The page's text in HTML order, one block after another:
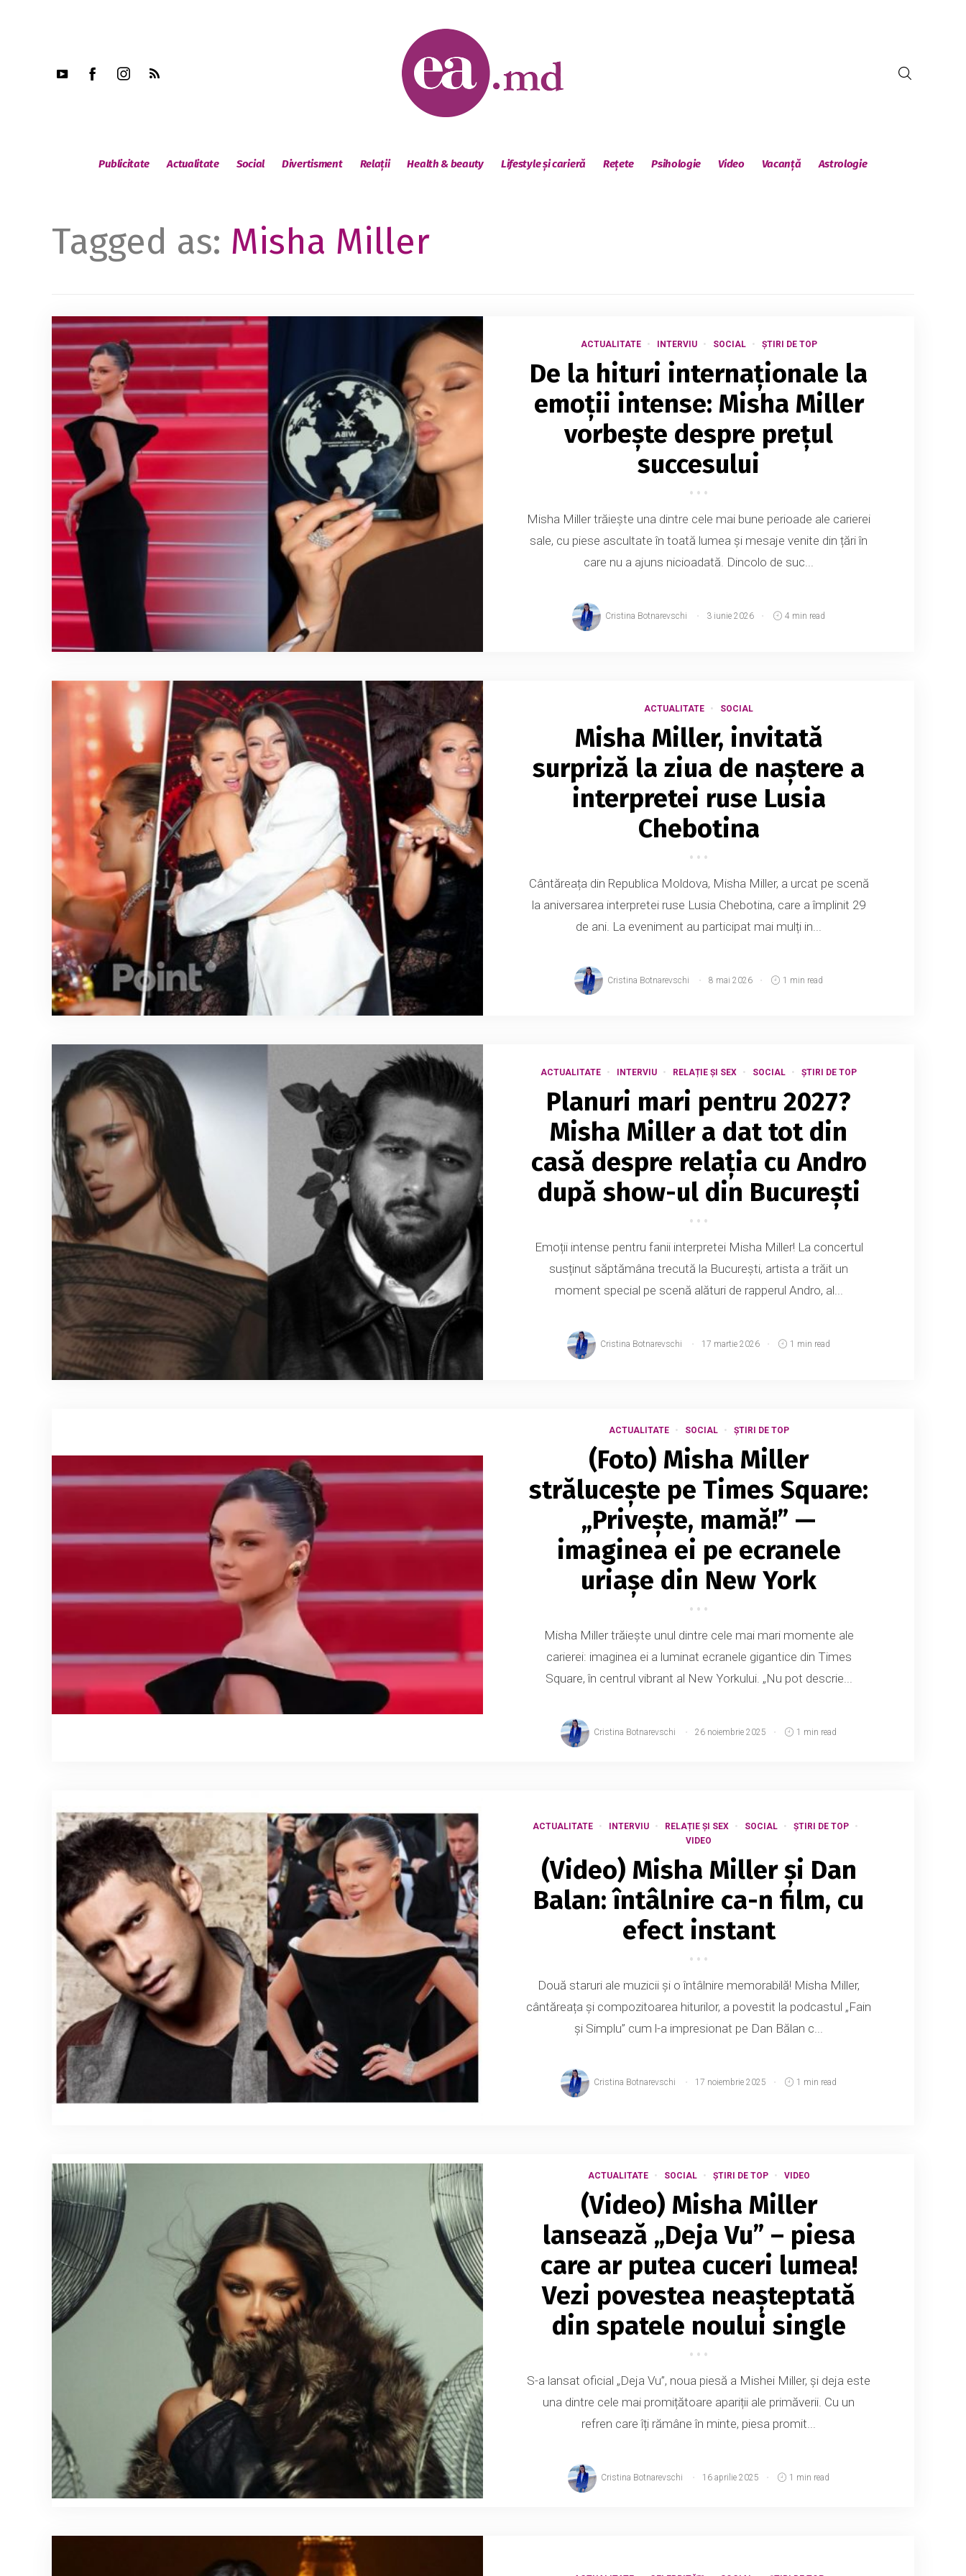
Publicitate Actualitate Social Divertisment Relații Health & beauty Lifestyle și carieră Rețete Psihologie Video Vacanță Astrologie
Tagged as: Misha Miller
ACTUALITATE INTERVIU SOCIAL ȘTIRI DE TOP
De la hituri internaționale la
emoții intense: Misha Miller
vorbește despre prețul
succesului
Misha Miller trăiește una dintre cele mai bune perioade ale carierei
sale, cu piese ascultate în toată lumea și mesaje venite din țări în
care nu a ajuns nicioadată. Dincolo de suc...
Cristina Botnarevschi 3 iunie 2026 4 min read
ACTUALITATE SOCIAL
Misha Miller, invitată
surpriză la ziua de naștere a
interpretei ruse Lusia
Chebotina
Cântăreața din Republica Moldova, Misha Miller, a urcat pe scenă
la aniversarea interpretei ruse Lusia Chebotina, care a împlinit 29
de ani. La eveniment au participat mai mulți in...
Cristina Botnarevschi 8 mai 2026 1 min read
ACTUALITATE INTERVIU RELAȚIE ȘI SEX SOCIAL ȘTIRI DE TOP
Planuri mari pentru 2027?
Misha Miller a dat tot din
casă despre relația cu Andro
după show-ul din București
Emoții intense pentru fanii interpretei Misha Miller! La concertul
susținut săptămâna trecută la București, artista a trăit un
moment special pe scenă alături de rapperul Andro, al...
Cristina Botnarevschi 17 martie 2026 1 min read
ACTUALITATE SOCIAL ȘTIRI DE TOP
(Foto) Misha Miller
strălucește pe Times Square:
„Privește, mamă!” —
imaginea ei pe ecranele
uriașe din New York
Misha Miller trăiește unul dintre cele mai mari momente ale
carierei: imaginea ei a luminat ecranele gigantice din Times
Square, în centrul vibrant al New Yorkului. „Nu pot descrie...
Cristina Botnarevschi 26 noiembrie 2025 1 min read
ACTUALITATE INTERVIU RELAȚIE ȘI SEX SOCIAL
ȘTIRI DE TOP
VIDEO
(Video) Misha Miller și Dan
Balan: întâlnire ca-n film, cu
efect instant
Două staruri ale muzicii și o întâlnire memorabilă! Misha Miller,
cântăreața și compozitoarea hiturilor, a povestit la podcastul „Fain
și Simplu” cum l-a impresionat pe Dan Bălan c...
Cristina Botnarevschi 17 noiembrie 2025 1 min read
ACTUALITATE SOCIAL ȘTIRI DE TOP VIDEO
(Video) Misha Miller
lansează „Deja Vu” – piesa
care ar putea cuceri lumea!
Vezi povestea neașteptată
din spatele noului single
S-a lansat oficial „Deja Vu”, noua piesă a Mishei Miller, și deja este
una dintre cele mai promițătoare apariții ale primăverii. Cu un
refren care îți rămâne în minte, piesa promit...
Cristina Botnarevschi 16 aprilie 2025 1 min read